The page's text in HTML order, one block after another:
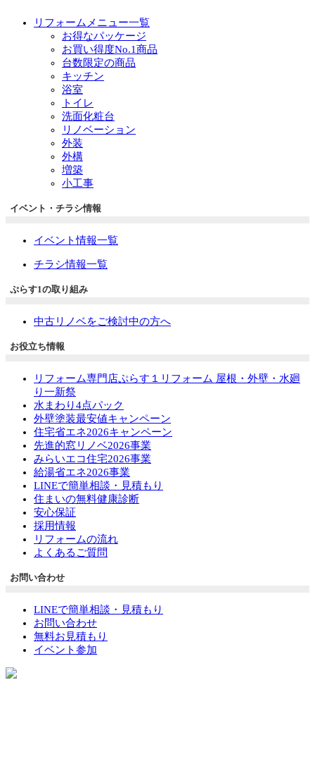
リフォームメニュー一覧
お得なパッケージ
お買い得度No.1商品
台数限定の商品
キッチン
浴室
トイレ
洗面化粧台
リノベーション
外装
外構
増築
小工事
イベント・チラシ情報
イベント情報一覧
チラシ情報一覧
ぷらす1の取り組み
中古リノベをご検討中の方へ
お役立ち情報
リフォーム専門店ぷらす１リフォーム 屋根・外壁・水廻
り一新祭
水まわり4点パック
外壁塗装最安値キャンペーン
住宅省エネ2026キャンペーン
先進的窓リノベ2026事業
みらいエコ住宅2026事業
給湯省エネ2026事業
LINEで簡単相談・見積もり
住まいの無料健康診断
安心保証
採用情報
リフォームの流れ
よくあるご質問
お問い合わせ
LINEで簡単相談・見積もり
お問い合わせ
無料お見積もり
イベント参加